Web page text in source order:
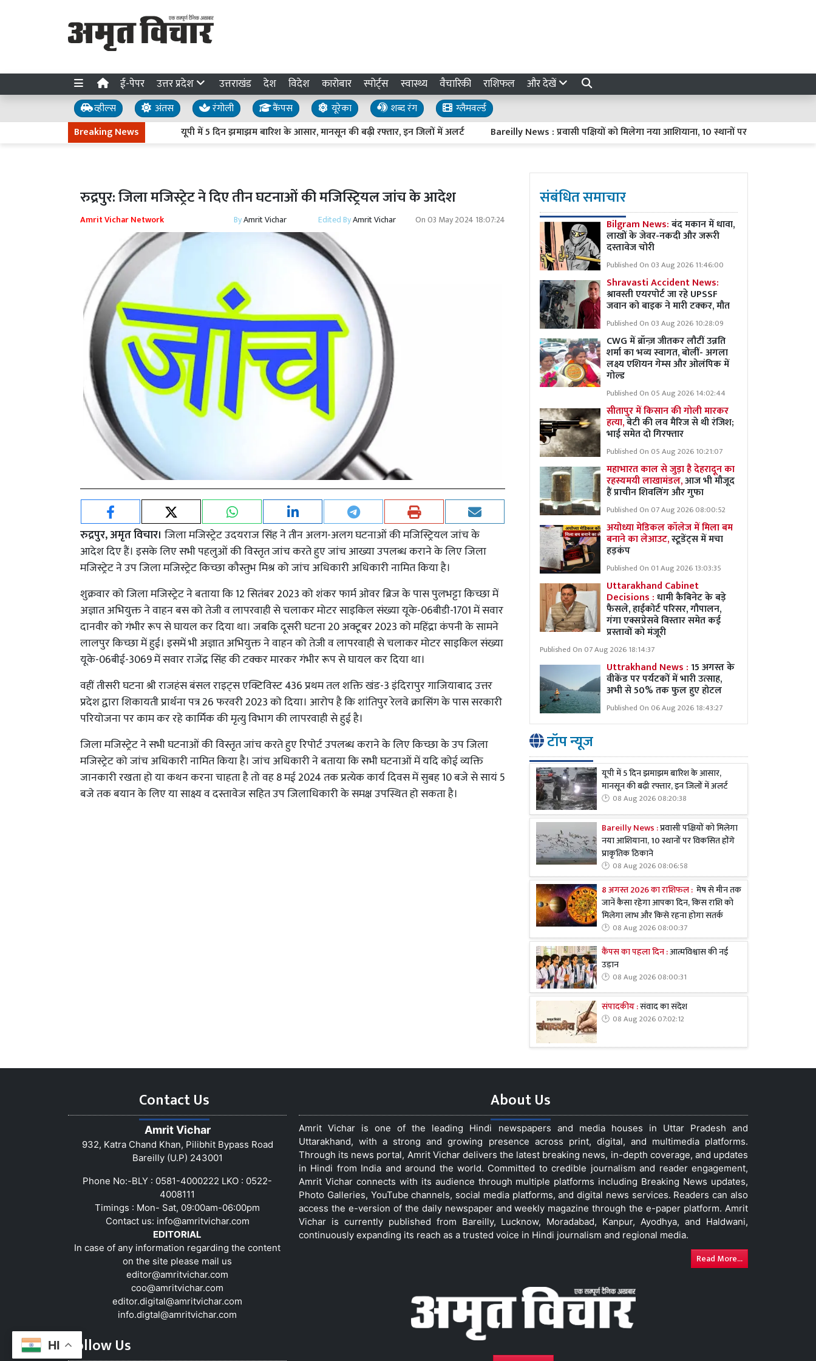
ई-पेपर उत्तर प्रदेश उत्तराखंड देश विदेश कारोबार स्पोर्ट्स स्वास्थ्य वैचारिकी राशिफल और देखें
व्हील्स अंतस रंगोली कैंपस यूरेका शब्द रंग
ग्लैमवर्ल्ड
Breaking News
यूपी में 5 दिन झमाझम बारिश के आसार, मानसून की बढ़ी रफ्तार, इन जिलों में अलर्ट Bareilly News : प्रवासी पक्षियों को मिलेगा नया आशियाना, 10 स्थानों पर विकसित होंगे
HI
रुद्रपुर: जिला मजिस्ट्रेट ने दिए तीन घटनाओं की मजिस्ट्रियल जांच के आदेश
Amrit Vichar Network ByAmrit Vichar Edited ByAmrit Vichar On03 May 2024 18:07:24
रुद्रपुर, अमृत विचार। जिला मजिस्ट्रेट उदयराज सिंह ने तीन अलग-अलग घटनाओं की मजिस्ट्रियल जांच के
आदेश दिए हैं। इसके लिए सभी पहलुओं की विस्तृत जांच करते हुए जांच आख्या उपलब्ध कराने के लिए जिला
मजिस्ट्रेट ने उप जिला मजिस्ट्रेट किच्छा कौस्तुभ मिश्र को जांच अधिकारी अधिकारी नामित किया है।
शुक्रवार को जिला मजिस्ट्रेट ने बताया कि 12 सितंबर 2023 को शंकर फार्म ओवर ब्रिज के पास पुलभट्टा किच्छा में
अज्ञात अभियुक्त ने वाहन बस को तेजी व लापरवाही से चलाकर मोटर साइकिल संख्या यूके-06बीडी-1701 में सवार
दानवीर को गंभीर रूप से घायल कर दिया था। जबकि दूसरी घटना 20 अक्टूबर 2023 को महिंद्रा कंपनी के सामने
लालपुर किच्छा में हुई। इसमें भी अज्ञात अभियुक्त ने वाहन को तेजी व लापरवाही से चलाकर मोटर साइकिल संख्या
यूके-06बीई-3069 में सवार राजेंद्र सिंह की टक्कर मारकर गंभीर रूप से घायल कर दिया था।
वहीं तीसरी घटना श्री राजहंस बंसल राइट्स एक्टिविस्ट 436 प्रथम तल शक्ति खंड-3 इंदिरापुर गाजियाबाद उत्तर
प्रदेश द्वारा शिकायती प्रार्थना पत्र 26 फरवरी 2023 को दिया। आरोप है कि शांतिपुर रेलवे क्रासिंग के पास सरकारी
परियोजना पर काम कर रहे कार्मिक की मृत्यु विभाग की लापरवाही से हुई है।
जिला मजिस्ट्रेट ने सभी घटनाओं की विस्तृत जांच करते हुए रिपोर्ट उपलब्ध कराने के लिए किच्छा के उप जिला
मजिस्ट्रेट को जांच अधिकारी नामित किया है। जांच अधिकारी ने बताया कि सभी घटनाओं में यदि कोई व्यक्ति
जानकारी रखता हो या कथन करना चाहता है तो वह 8 मई 2024 तक प्रत्येक कार्य दिवस में सुबह 10 बजे से सायं 5
बजे तक बयान के लिए या साक्ष्य व दस्तावेज सहित उप जिलाधिकारी के समक्ष उपस्थित हो सकता है।
संबंधित समाचार
Bilgram News:बंद मकान में धावा,
लाखों के जेवर-नकदी और जरूरी
दस्तावेज चोरी
Published On 03 Aug 2026 11:46:00
Shravasti Accident News:
श्रावस्ती एयरपोर्ट जा रहे UPSSF
जवान को बाइक ने मारी टक्कर, मौत
Published On 03 Aug 2026 10:28:09
CWG में ब्रॉन्ज़ जीतकर लौटीं उन्नति
शर्मा का भव्य स्वागत, बोलीं- अगला
लक्ष्य एशियन गेम्स और ओलंपिक में
गोल्ड
Published On 05 Aug 2026 14:02:44
सीतापुर में किसान की गोली मारकर
हत्या,बेटी की लव मैरिज से थी रंजिश;
भाई समेत दो गिरफ्तार
Published On 05 Aug 2026 10:21:07
महाभारत काल से जुड़ा है देहरादून का
रहस्यमयी लाखामंडल,आज भी मौजूद
हैं प्राचीन शिवलिंग और गुफा
Published On 07 Aug 2026 08:00:52
अयोध्या मेडिकल कॉलेज में मिला बम
बनाने का लेआउट,स्टूडेंट्स में मचा
हड़कंप
Published On 01 Aug 2026 13:03:35
Uttarakhand Cabinet
Decisions :धामी कैबिनेट के बड़े
फैसले, हाईकोर्ट परिसर, गौपालन,
गंगा एक्सप्रेसवे विस्तार समेत कई
प्रस्तावों को मंजूरी
Published On 07 Aug 2026 18:14:37
Uttrakhand News :15 अगस्त के
वीकेंड पर पर्यटकों में भारी उत्साह,
अभी से 50% तक फुल हुए होटल
Published On 06 Aug 2026 18:43:27
टॉप न्यूज
यूपी में 5 दिन झमाझम बारिश के आसार,
मानसून की बढ़ी रफ्तार, इन जिलों में अलर्ट
08 Aug 2026 08:20:38
Bareilly News :प्रवासी पक्षियों को मिलेगा
नया आशियाना, 10 स्थानों पर विकसित होंगे
प्राकृतिक ठिकाने
08 Aug 2026 08:06:58
8 अगस्त 2026 का राशिफल : मेष से मीन तक
जानें कैसा रहेगा आपका दिन, किस राशि को
मिलेगा लाभ और किसे रहना होगा सतर्क
08 Aug 2026 08:00:37
कैंपस का पहला दिन :आत्मविश्वास की नई
उड़ान
08 Aug 2026 08:00:31
संपादकीय :संवाद का संदेश
08 Aug 2026 07:02:12
Contact Us
Amrit Vichar
932, Katra Chand Khan, Pilibhit Bypass Road
Bareilly (U.P) 243001
Phone No:-BLY : 0581-4000222 LKO : 0522-
4008111
Timings : Mon- Sat, 09:00am-06:00pm
Contact us: info@amritvichar.com
EDITORIAL
In case of any information regarding the content
on the site please mail us
editor@amritvichar.com
coo@amritvichar.com
editor.digital@amritvichar.com
info.digtal@amritvichar.com
Follow Us
About Us
Amrit Vichar is one of the leading Hindi newspapers and media houses in Uttar Pradesh and
Uttarakhand, with a strong and growing presence across print, digital, and multimedia platforms.
Through its news portal, Amrit Vichar delivers the latest breaking news, in-depth coverage, and updates
in Hindi from India and around the world. Committed to credible journalism and reader engagement,
Amrit Vichar connects with its audience through multiple platforms including Breaking News updates,
Photo Galleries, YouTube channels, social media platforms, and digital news services. Readers can also
access the e-version of the daily newspaper and weekly magazine through the e-paper platform. Amrit
Vichar is currently published from Bareilly, Lucknow, Moradabad, Kanpur, Ayodhya, and Haldwani,
continuously expanding its reach as a trusted voice in Hindi journalism and regional media.
Read More...